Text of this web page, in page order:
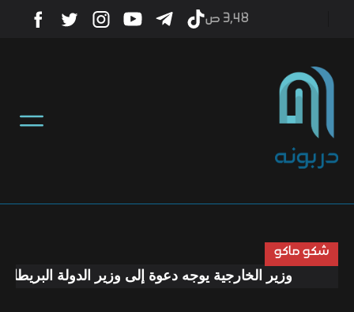
أخبار
رياضة
صحة
3٫48 ص
شكو ماكو
وزير الخارجية يوجه دعوة إلى وزير الدولة البريطاني